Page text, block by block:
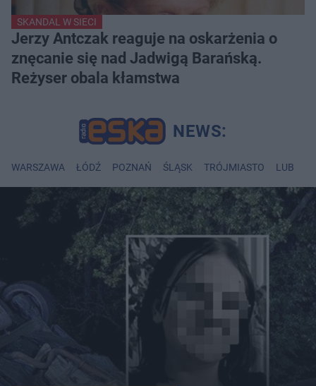
SKANDAL W SIECI
Jerzy Antczak reaguje na oskarżenia o
znęcanie się nad Jadwigą Barańską.
Reżyser obala kłamstwa
WARSZAWA ŁÓDŹ POZNAŃ ŚLĄSK TRÓJMIASTO LUBLIN